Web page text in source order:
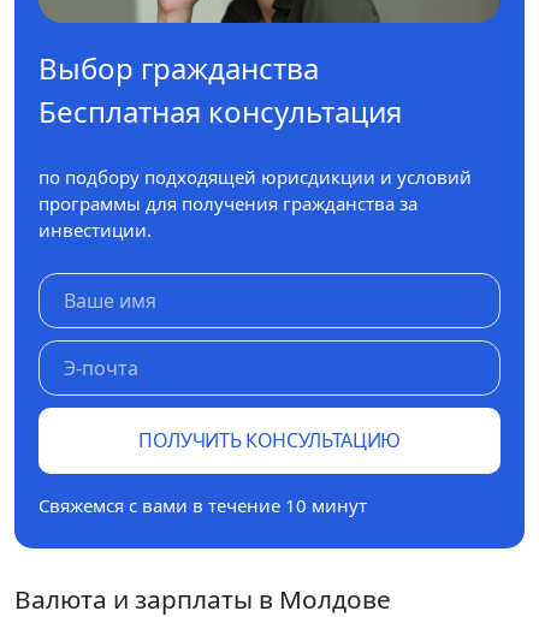
Выбор гражданства
Бесплатная консультация
по подбору подходящей юрисдикции и условий
программы для получения гражданства за
инвестиции.
ПОЛУЧИТЬ КОНСУЛЬТАЦИЮ
Свяжемся с вами в течение 10 минут
Валюта и зарплаты в Молдове